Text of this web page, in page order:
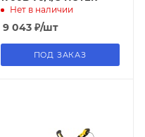
Нет в наличии
9 043₽/шт
ПОД ЗАКАЗ